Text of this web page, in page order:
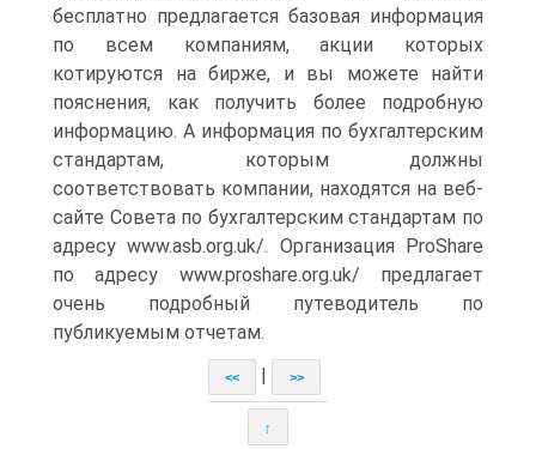
бесплатно предлагается базовая информация
по всем компаниям, акции которых
котируются на бирже, и вы можете найти
пояснения, как получить более подробную
информацию. А информация по бухгалтерским
стандартам, которым должны
соответствовать компании, находятся на веб-
сайте Совета по бухгалтерским стандартам по
адресу www.asb.org.uk/. Организация ProShare
по адресу www.proshare.org.uk/ предлагает
очень подробный путеводитель по
публикуемым отчетам.
<< >>
↑